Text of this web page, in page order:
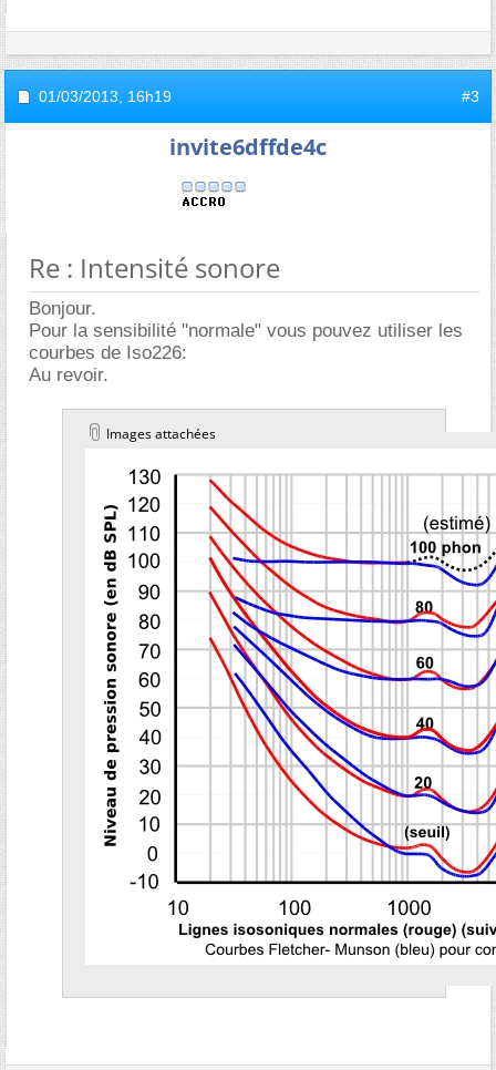
01/03/2013, 16h19 #3
invite6dffde4c
Re : Intensité sonore
Bonjour.
Pour la sensibilité "normale" vous pouvez utiliser les
courbes de Iso226:
Au revoir.
Images attachées